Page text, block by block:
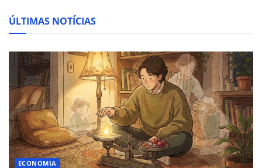
ÚLTIMAS NOTÍCIAS
ECONOMIA